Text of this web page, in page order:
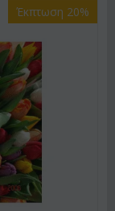
Έκπτωση 20%